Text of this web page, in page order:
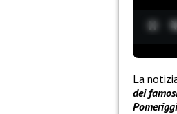
La
dei